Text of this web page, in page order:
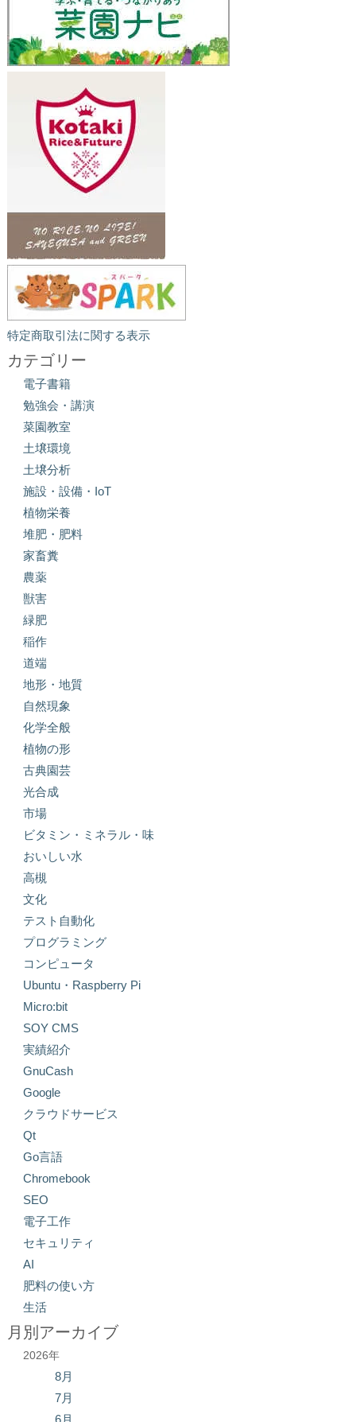
特定商取引法に関する表示
カテゴリー
電子書籍
勉強会・講演
菜園教室
土壌環境
土壌分析
施設・設備・IoT
植物栄養
堆肥・肥料
家畜糞
農薬
獣害
緑肥
稲作
道端
地形・地質
自然現象
化学全般
植物の形
古典園芸
光合成
市場
ビタミン・ミネラル・味
おいしい水
高槻
文化
テスト自動化
プログラミング
コンピュータ
Ubuntu・Raspberry Pi
Micro:bit
SOY CMS
実績紹介
GnuCash
Google
クラウドサービス
Qt
Go言語
Chromebook
SEO
電子工作
セキュリティ
AI
肥料の使い方
生活
月別アーカイブ
2026年
8月
7月
6月